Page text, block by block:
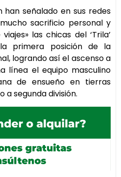
han señalado en sus redes
sacrificio personal y
las chicas del ‘Trila’
primera posición de la
logrando así el ascenso a
línea el equipo masculino
de ensueño en tierras
a segunda división.